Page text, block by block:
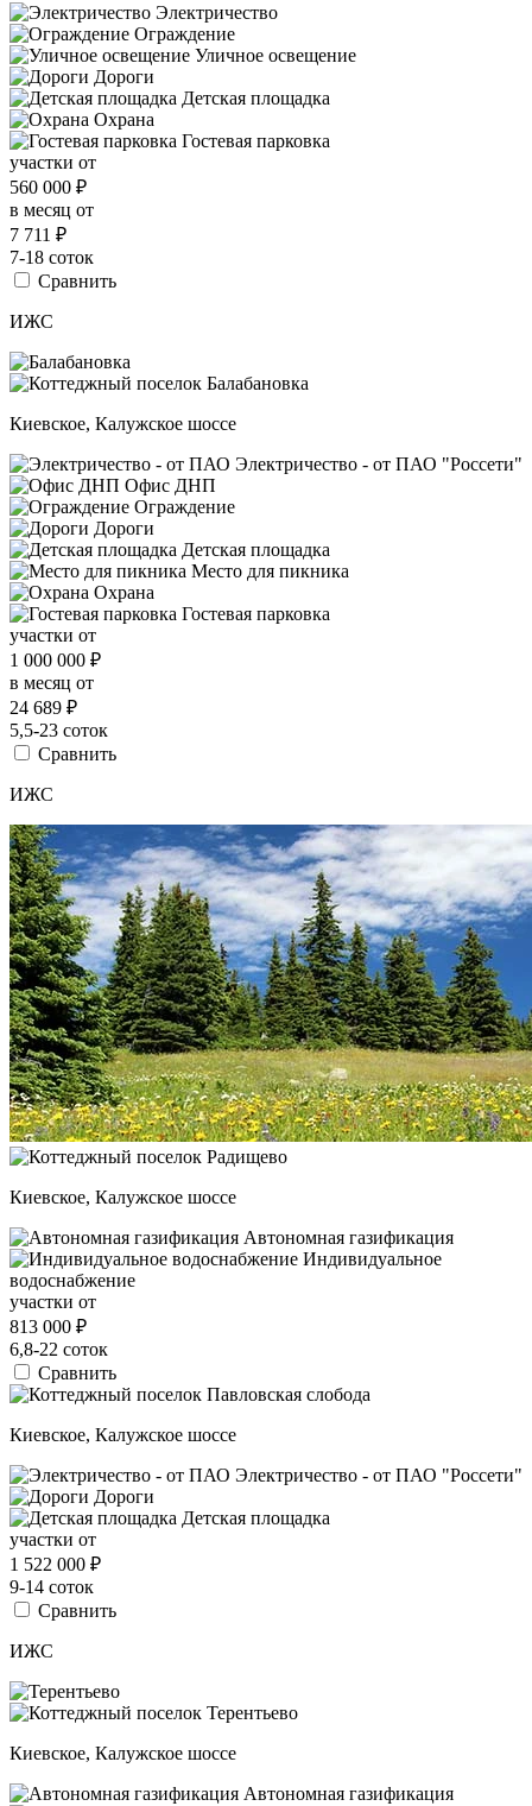
Электричество
Ограждение
Уличное освещение
Дороги
Детская площадка
Охрана
Гостевая парковка
участки от
560 000 ₽
в месяц от
7 711 ₽
7-18 соток
Сравнить
ИЖС
Киевское, Калужское шоссе
Электричество - от ПАО "Россети"
Офис ДНП
Ограждение
Дороги
Детская площадка
Место для пикника
Охрана
Гостевая парковка
участки от
1 000 000 ₽
в месяц от
24 689 ₽
5,5-23 соток
Сравнить
ИЖС
Киевское, Калужское шоссе
Автономная газификация
Индивидуальное
водоснабжение
участки от
813 000 ₽
6,8-22 соток
Сравнить
Киевское, Калужское шоссе
Электричество - от ПАО "Россети"
Дороги
Детская площадка
участки от
1 522 000 ₽
9-14 соток
Сравнить
ИЖС
Киевское, Калужское шоссе
Автономная газификация